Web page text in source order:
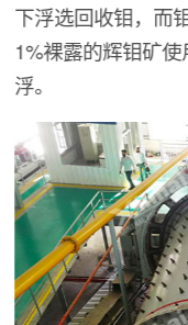
下浮选回收钼，而
1%裸露的辉钼矿
浮。